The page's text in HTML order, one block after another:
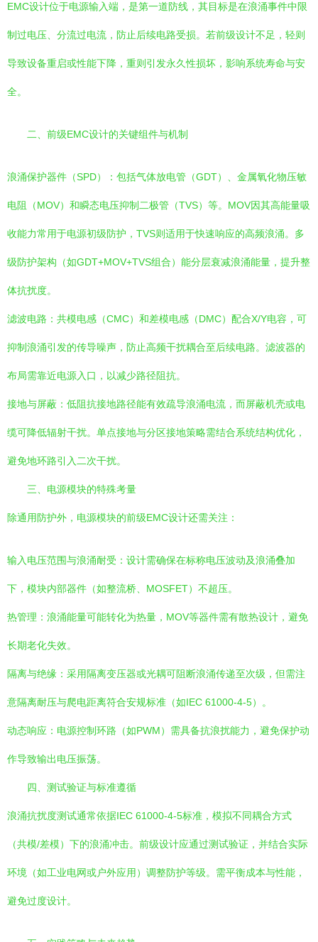
EMC设计位于电源输入端，是第一道防线，其目标是在浪涌事件中限
制过电压、分流过电流，防止后续电路受损。若前级设计不足，轻则
导致设备重启或性能下降，重则引发永久性损坏，影响系统寿命与安
全。
二、前级EMC设计的关键组件与机制
浪涌保护器件（SPD）：包括气体放电管（GDT）、金属氧化物压敏
电阻（MOV）和瞬态电压抑制二极管（TVS）等。MOV因其高能量吸
收能力常用于电源初级防护，TVS则适用于快速响应的高频浪涌。多
级防护架构（如GDT+MOV+TVS组合）能分层衰减浪涌能量，提升整
体抗扰度。
滤波电路：共模电感（CMC）和差模电感（DMC）配合X/Y电容，可
抑制浪涌引发的传导噪声，防止高频干扰耦合至后续电路。滤波器的
布局需靠近电源入口，以减少路径阻抗。
接地与屏蔽：低阻抗接地路径能有效疏导浪涌电流，而屏蔽机壳或电
缆可降低辐射干扰。单点接地与分区接地策略需结合系统结构优化，
避免地环路引入二次干扰。
三、电源模块的特殊考量
除通用防护外，电源模块的前级EMC设计还需关注：
输入电压范围与浪涌耐受：设计需确保在标称电压波动及浪涌叠加
下，模块内部器件（如整流桥、MOSFET）不超压。
热管理：浪涌能量可能转化为热量，MOV等器件需有散热设计，避免
长期老化失效。
隔离与绝缘：采用隔离变压器或光耦可阻断浪涌传递至次级，但需注
意隔离耐压与爬电距离符合安规标准（如IEC 61000-4-5）。
动态响应：电源控制环路（如PWM）需具备抗浪扰能力，避免保护动
作导致输出电压振荡。
四、测试验证与标准遵循
浪涌抗扰度测试通常依据IEC 61000-4-5标准，模拟不同耦合方式
（共模/差模）下的浪涌冲击。前级设计应通过测试验证，并结合实际
环境（如工业电网或户外应用）调整防护等级。需平衡成本与性能，
避免过度设计。